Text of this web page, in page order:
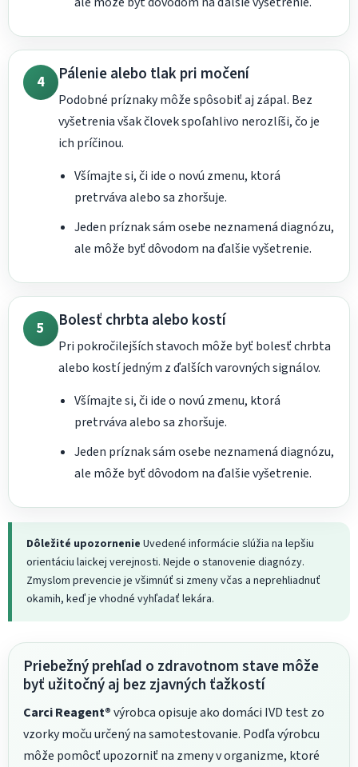
4 Pálenie alebo tlak pri močení
Podobné príznaky môže spôsobiť aj zápal. Bez
vyšetrenia však človek spoľahlivo nerozlíši, čo je
ich príčinou.
Všímajte si, či ide o novú zmenu, ktorá
pretrváva alebo sa zhoršuje.
Jeden príznak sám osebe neznamená diagnózu,
ale môže byť dôvodom na ďalšie vyšetrenie.
5 Bolesť chrbta alebo kostí
Pri pokročilejších stavoch môže byť bolesť chrbta
alebo kostí jedným z ďalších varovných signálov.
Všímajte si, či ide o novú zmenu, ktorá
pretrváva alebo sa zhoršuje.
Jeden príznak sám osebe neznamená diagnózu,
ale môže byť dôvodom na ďalšie vyšetrenie.
Dôležité upozornenie Uvedené informácie slúžia na lepšiu
orientáciu laickej verejnosti. Nejde o stanovenie diagnózy.
Zmyslom prevencie je všimnúť si zmeny včas a neprehliadnuť
okamih, keď je vhodné vyhľadať lekára.
Priebežný prehľad o zdravotnom stave môže
byť užitočný aj bez zjavných ťažkostí
Carci Reagent®výrobca opisuje ako domáci IVD test zo
vzorky moču určený na samotestovanie. Podľa výrobcu
môže pomôcť upozorniť na zmeny v organizme, ktoré